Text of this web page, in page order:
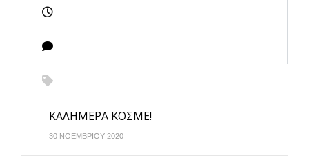
ΚΑΛΗΜΕΡΑ ΚΟΣΜΕ!
30 ΝΟΕΜΒΡΙΟΥ 2020